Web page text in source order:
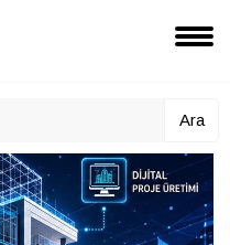
Ara